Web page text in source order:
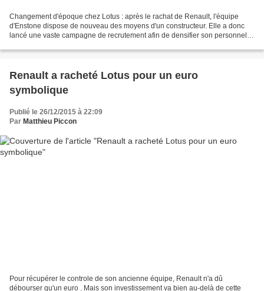
Changement d'époque chez Lotus : après le rachat de Renault, l'équipe
d'Enstone dispose de nouveau des moyens d'un constructeur. Elle a donc
lancé une vaste campagne de recrutement afin de densifier son personnel.
Renault a racheté Lotus pour un euro
symbolique
Publié le 26/12/2015 à 22:09
Par Matthieu Piccon
Pour récupérer le controle de son ancienne équipe, Renault n'a dû
débourser qu'un euro . Mais son investissement va bien au-delà de cette